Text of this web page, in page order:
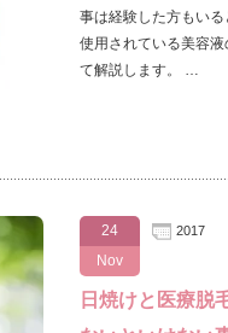
事は経験した方もい
使用されている美容
て解説します。 …
24
Nov
2017
日焼けと医療脱